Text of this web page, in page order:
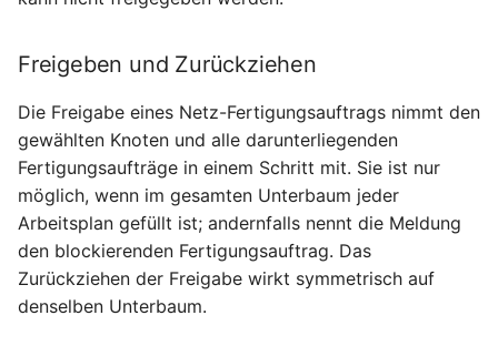
Freigeben und Zurückziehen
Die Freigabe eines Netz-Fertigungsauftrags nimmt den
gewählten Knoten und alle darunterliegenden
Fertigungsaufträge in einem Schritt mit. Sie ist nur
möglich, wenn im gesamten Unterbaum jeder
Arbeitsplan gefüllt ist; andernfalls nennt die Meldung
den blockierenden Fertigungsauftrag. Das
Zurückziehen der Freigabe wirkt symmetrisch auf
denselben Unterbaum.